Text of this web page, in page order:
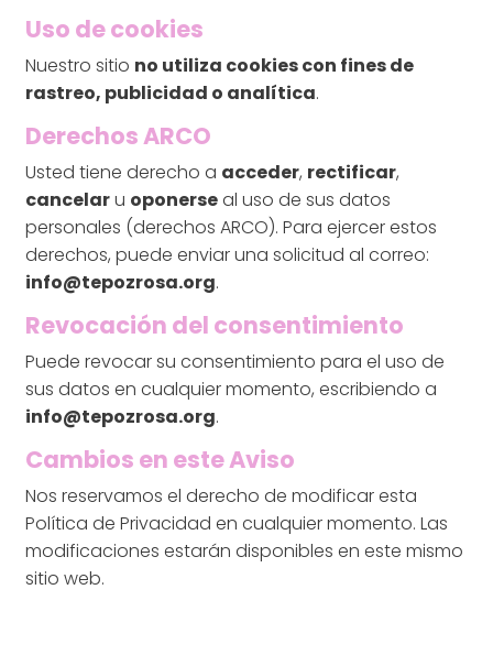
Uso de cookies
Nuestro sitio no utiliza cookies con fines de
rastreo, publicidad o analítica.
Derechos ARCO
Usted tiene derecho a acceder, rectificar,
cancelaru oponerseal uso de sus datos
personales (derechos ARCO). Para ejercer estos
derechos, puede enviar una solicitud al correo:
info@tepozrosa.org.
Revocación del consentimiento
Puede revocar su consentimiento para el uso de
sus datos en cualquier momento, escribiendo a
info@tepozrosa.org.
Cambios en este Aviso
Nos reservamos el derecho de modificar esta
Política de Privacidad en cualquier momento. Las
modificaciones estarán disponibles en este mismo
sitio web.